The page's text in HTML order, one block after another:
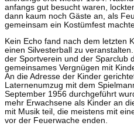
anfangs gut besucht waren,
dann kaum noch Gäste an, als
gemeinsam ein Kostümfest
Kein Echo fand nach dem letzten
einen Silvesterball zu
der Sportverein und der Sparclub
gemeinsames Vergnügen mit
An die Adresse der Kinder
Laternenumzug mit dem
September 1956 durchgeführt
mehr Erwachsene als Kinder an
mit Musik teil, die meistens mit
vor der Feuerwache enden.